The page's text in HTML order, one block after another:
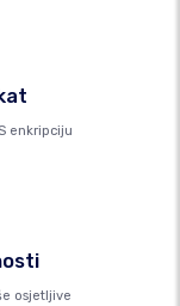
enkripciju
osjetljive